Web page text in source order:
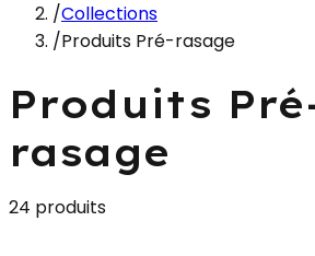
/Collections
/Produits Pré-rasage
Produits
rasage
24 produits